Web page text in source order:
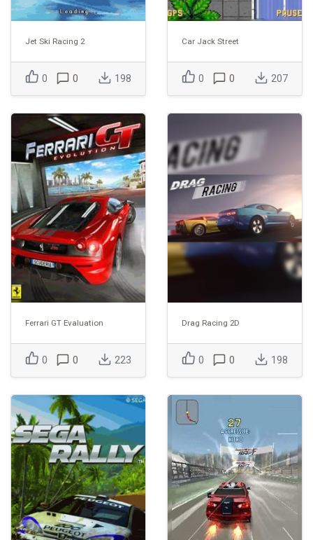
Jet Ski Racing 2
0 0 198
Car Jack Street
0 0 207
Ferrari GT Evaluation
0 0 223
Drag Racing 2D
0 0 198